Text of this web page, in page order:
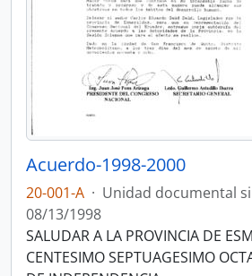
Acuerdo-1998-2000
20-001-A · Unidad documental
08/13/1998
SALUDAR A LA PROVINCIA DE
CENTESIMO SEPTUAGESIMO